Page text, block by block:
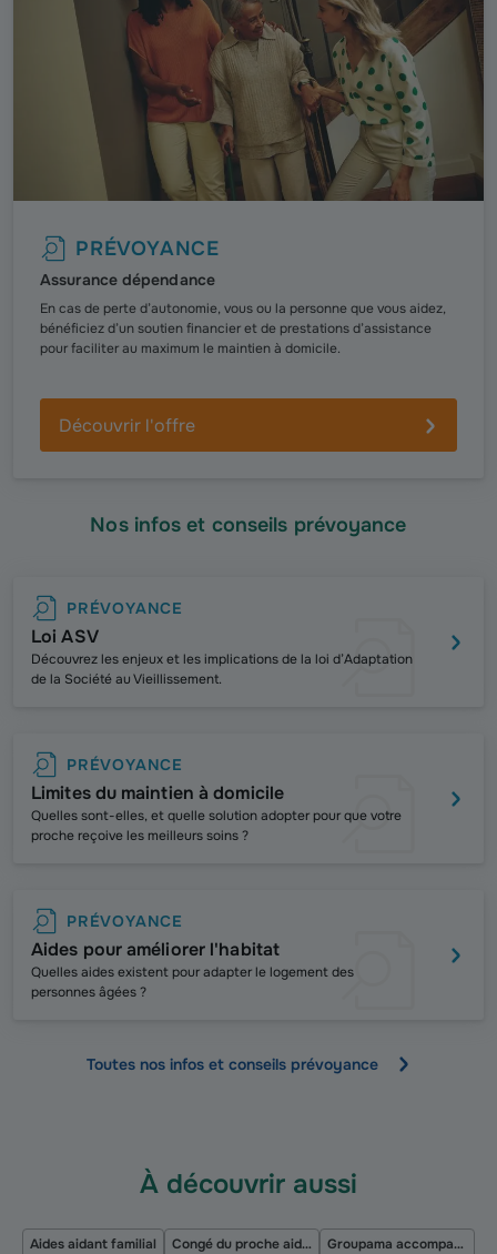
PRÉVOYANCE
Assurance dépendance
En cas de perte d’autonomie, vous ou la personne que vous aidez,
bénéficiez d’un soutien financier et de prestations d’assistance
pour faciliter au maximum le maintien à domicile.
Découvrir l'offre
Nos infos et conseils prévoyance
PRÉVOYANCE
Loi ASV
Découvrez les enjeux et les implications de la loi d’Adaptation
de la Société au Vieillissement.
PRÉVOYANCE
Limites du maintien à domicile
Quelles sont-elles, et quelle solution adopter pour que votre
proche reçoive les meilleurs soins ?
PRÉVOYANCE
Aides pour améliorer l'habitat
Quelles aides existent pour adapter le logement des
personnes âgées ?
Toutes nos infos et conseils prévoyance
À découvrir aussi
Aides aidant familial Congé du proche aidant
Groupama accompagne ses aidants familiaux